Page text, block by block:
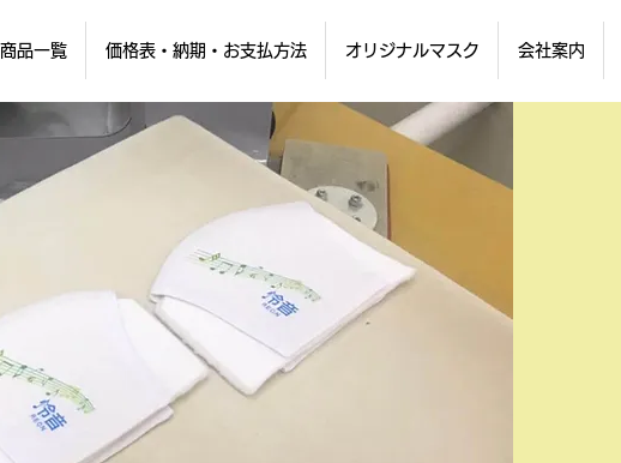
商品一覧 価格表・納期・お支払方法 オリジナルマスク 会社案内